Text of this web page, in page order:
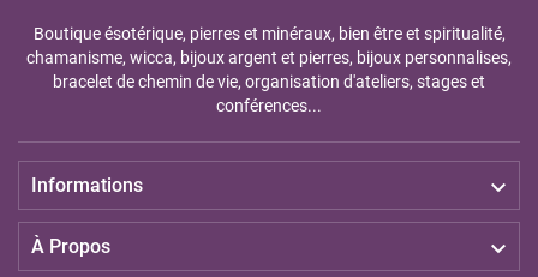
Boutique ésotérique, pierres et minéraux, bien être et spiritualité,
chamanisme, wicca, bijoux argent et pierres, bijoux personnalises,
bracelet de chemin de vie, organisation d'ateliers, stages et
conférences...
Informations 
À Propos 